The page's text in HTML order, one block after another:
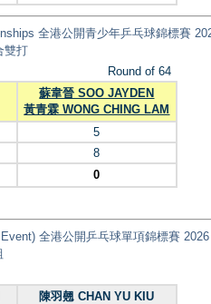
全港公開青少年乒乓球錦標賽
雙打
Round of 64
蘇韋晉 SOO JAYDEN
黃青霖 WONG CHING LAM
5
8
0
全港公開乒乓球單項錦標賽 2026
陳羽翹 CHAN YU KIU